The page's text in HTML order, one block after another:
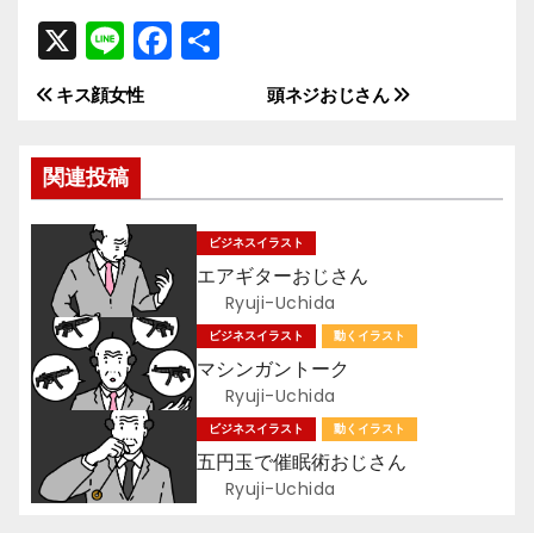
X Li
n
e
F
a
b
o
o
k
共
投
稿
ナ
ビ
ゲ
ー
シ
ョ
ン
頭ネジおじさん
キス顔女性
関連投稿
ビジネスイラスト
エアギターおじさん
Ryuji-Uchida
ビジネスイラスト 動くイラスト
マシンガントーク
Ryuji-Uchida
ビジネスイラスト 動くイラスト
五円玉で催眠術おじさん
Ryuji-Uchida